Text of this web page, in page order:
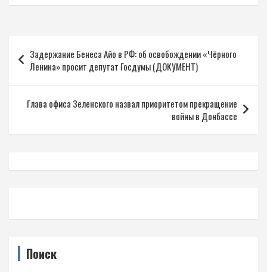
по
записям
Задержание Бенеса Айо в РФ: об освобождении «Чёрного
Ленина» просит депутат Госдумы (ДОКУМЕНТ)
Глава офиса Зеленского назвал приоритетом прекращение
войны в Донбассе
Поиск